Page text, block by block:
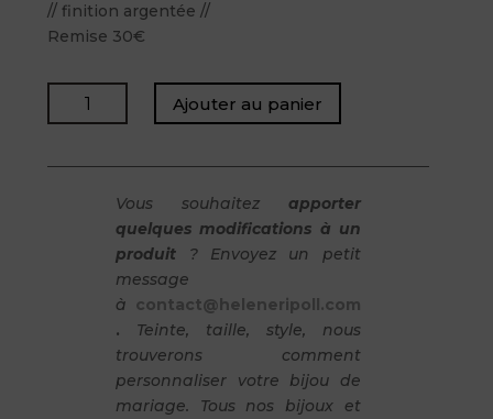
// finition argentée //
Remise 30€
quantité
de
Emeline
Ajouter au panier
Vous souhaitez apporter
quelques modifications à un
produit ? Envoyez un petit
message
à contact@heleneripoll.com
. Teinte, taille, style, nous
trouverons comment
personnaliser votre bijou de
mariage. Tous nos bijoux et